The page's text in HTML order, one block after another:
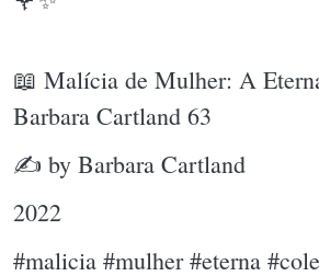
📖 Malícia de Mulher: A
Barbara Cartland 63
✍ by Barbara Cartland
2022
#malicia #mulher #eterna